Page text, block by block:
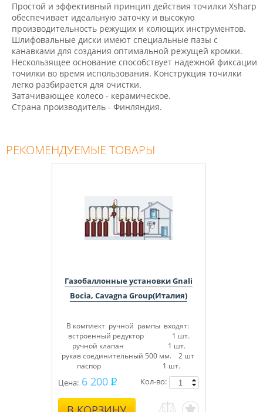
Простой и эффективный принцип действия точилки Xsharp
обеспечивает идеальную заточку и высокую
производительность режущих и колющих инструментов.
Шлифовальные диски имеют специальные пазы с
канавками для создания оптимальной режущей кромки.
Нескользящее основание способствует надежной фиксации
точилки во время использования. Конструкция точилки
легко разбирается для очистки.
Затачивающее колесо - керамическое.
Страна производитель - Финляндия.
РЕКОМЕНДУЕМЫЕ ТОВАРЫ
Газобаллонные установки Gnali
Bocia, Cavagna Group(Италия)
В комплект ручной рампы входят:
встроенный редуктор 1 шт.
ручной клапан 1 шт.
рукав соединительный 500 мм. 2 шт
паспор 1 шт.
Цена: 6 200
Кол-во: